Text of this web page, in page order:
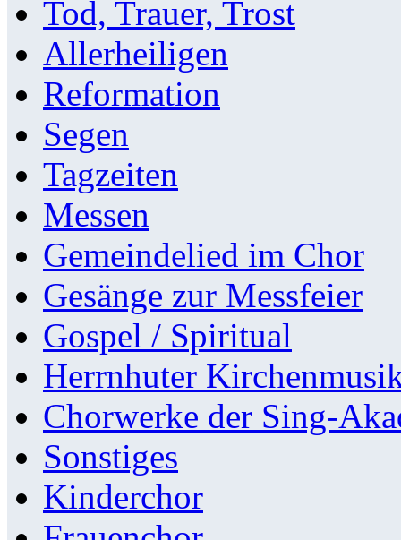
Tod, Trauer, Trost
Allerheiligen
Reformation
Segen
Tagzeiten
Messen
Gemeindelied im Chor
Gesänge zur Messfeier
Gospel / Spiritual
Herrnhuter
Chorwerke der Sing-
Sonstiges
Kinderchor